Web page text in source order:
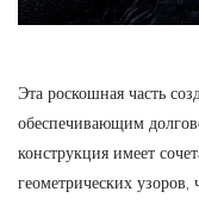
Эта роскошная часть
обеспечивающим
конструкция имеет
геометрических узоров,